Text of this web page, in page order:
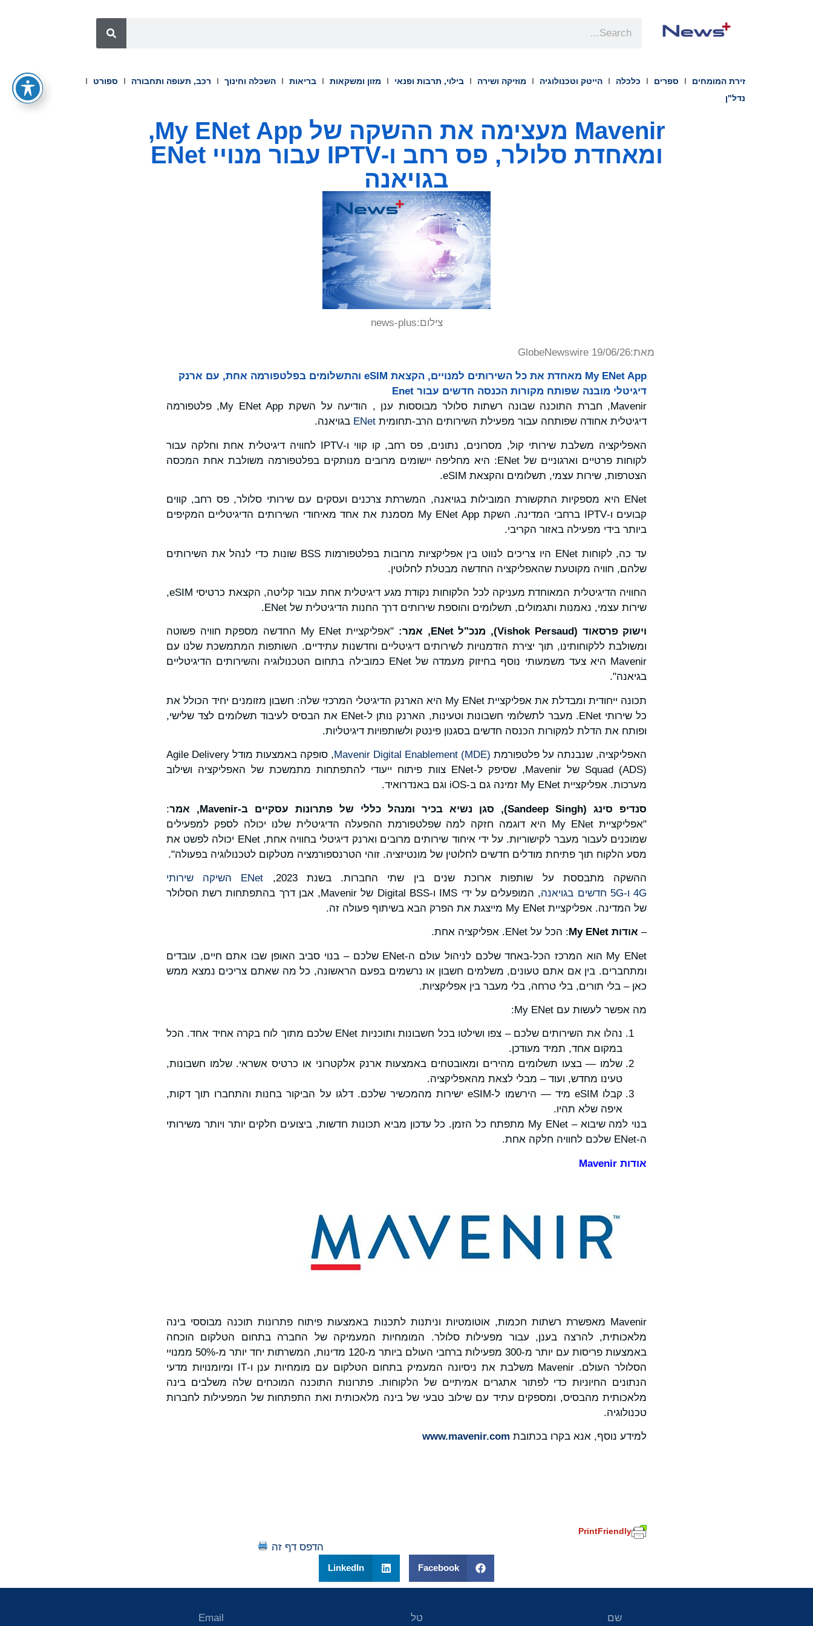
זירת המומחים ספרים כלכלה הייטק וטכנולוגיה מוזיקה ושירה בילוי, תרבות ופנאי מזון ומשקאות בריאות השכלה וחינוך רכב, תעופה ותחבורה
ספורט
נדל"ן
Mavenir מעצימה את ההשקה של My ENet App,
ומאחדת סלולר, פס רחב ו-IPTV עבור מנויי ENet
בגויאנה
צילום:news-plus
מאת:GlobeNewswire 19/06/26
My ENet App מאחדת את כל השירותים למנויים, הקצאת eSIM והתשלומים בפלטפורמה אחת, עם ארנק
דיגיטלי מובנה שפותח מקורות הכנסה חדשים עבור Enet
Mavenir, חברת התוכנה שבונה רשתות סלולר מבוססות ענן , הודיעה על השקת My ENet App, פלטפורמה
דיגיטלית אחודה שפותחה עבור מפעילת השירותים הרב-תחומית ENet בגויאנה.
האפליקציה משלבת שירותי קול, מסרונים, נתונים, פס רחב, קו קווי ו-IPTV לחוויה דיגיטלית אחת וחלקה עבור
לקוחות פרטיים וארגוניים של ENet: היא מחליפה יישומים מרובים מנותקים בפלטפורמה משולבת אחת המכסה
הצטרפות, שירות עצמי, תשלומים והקצאת eSIM.
ENet היא מספקיות התקשורת המובילות בגויאנה, המשרתת צרכנים ועסקים עם שירותי סלולר, פס רחב, קווים
קבועים ו-IPTV ברחבי המדינה. השקת My ENet App מסמנת את אחד מאיחודי השירותים הדיגיטליים המקיפים
ביותר בידי מפעילה באזור הקריבי.
עד כה, לקוחות ENet היו צריכים לנווט בין אפליקציות מרובות בפלטפורמות BSS שונות כדי לנהל את השירותים
שלהם, חוויה מקוטעת שהאפליקציה החדשה מבטלת לחלוטין.
החוויה הדיגיטלית המאוחדת מעניקה לכל הלקוחות נקודת מגע דיגיטלית אחת עבור קליטה, הקצאת כרטיסי eSIM,
שירות עצמי, נאמנות ותגמולים, תשלומים והוספת שירותים דרך החנות הדיגיטלית של ENet.
וישוק פרסאוד (Vishok Persaud
), מנכ"לENet , אמר:
"אפליקציית My ENet החדשה מספקת חוויה פשוטה
ומשולבת ללקוחותינו, תוך יצירת הזדמנויות לשירותים דיגיטליים וחדשנות עתידיים. השותפות המתמשכת שלנו עם
Mavenir היא צעד משמעותי נוסף בחיזוק מעמדה של ENet כמובילה בתחום הטכנולוגיה והשירותים הדיגיטליים
בגיאנה".
תכונה ייחודית ומבדלת את אפליקציית My ENet היא הארנק הדיגיטלי המרכזי שלה: חשבון מזומנים יחיד הכולל את
כל שירותי ENet. מעבר לתשלומי חשבונות וטעינות, הארנק נותן ל-ENet את הבסיס לעיבוד תשלומים לצד שלישי,
ופותח את הדלת למקורות הכנסה חדשים בסגנון פינטק ולשותפויות דיגיטליות.
האפליקציה, שנבנתה על פלטפורמת Mavenir Digital Enablement (MDE)
, סופקה באמצעות מודל Agile Delivery
Squad (ADS) של Mavenir, שסיפק ל-ENet צוות פיתוח ייעודי להתפתחות מתמשכת של האפליקציה ושילוב
מערכות. אפליקציית My ENet זמינה גם ב-iOS וגם באנדרואיד.
סנדיפ סינג (Sandeep Singh
), סגן נשיא בכיר ומנהל כללי של פתרונות עסקיים ב-Mavenir, אמר:
"אפליקציית My ENet היא דוגמה חזקה למה שפלטפורמת ההפעלה הדיגיטלית שלנו יכולה לספק למפעילים
שמוכנים לעבור מעבר לקישוריות. על ידי איחוד שירותים מרובים וארנק דיגיטלי בחוויה אחת, ENet יכולה לפשט את
מסע הלקוח תוך פתיחת מודלים חדשים לחלוטין של מונטיזציה. זוהי הטרנספורמציה מטלקום לטכנולוגיה בפעולה".
ההשקה מתבססת על שותפות ארוכת שנים בין שתי החברות. בשנת 2023, ENet השיקה שירותי
4G ו-5G חדשים בגויאנה
, המופעלים על ידי IMS ו-Digital BSS של Mavenir, אבן דרך בהתפתחות רשת הסלולר
של המדינה. אפליקציית My ENet מייצגת את הפרק הבא בשיתוף פעולה זה.
– אודות My ENet : הכל על ENet. אפליקציה אחת.
My ENet הוא המרכז הכל-באחד שלכם לניהול עולם ה-ENet שלכם – בנוי סביב האופן שבו אתם חיים, עובדים
ומתחברים. בין אם אתם טעונים, משלמים חשבון או נרשמים בפעם הראשונה, כל מה שאתם צריכים נמצא ממש
כאן – בלי תורים, בלי טרחה, בלי מעבר בין אפליקציות.
מה אפשר לעשות עם My ENet:
נהלו את השירותים שלכם – צפו ושילטו בכל חשבונות ותוכניות ENet שלכם מתוך לוח בקרה אחיד אחד. הכל
במקום אחד, תמיד מעודכן.
שלמו — בצעו תשלומים מהירים ומאובטחים באמצעות ארנק אלקטרוני או כרטיס אשראי. שלמו חשבונות,
טעינו מחדש, ועוד – מבלי לצאת מהאפליקציה.
קבלו eSIM מיד — הירשמו ל-eSIM ישירות מהמכשיר שלכם. דלגו על הביקור בחנות והתחברו תוך דקות,
איפה שלא תהיו.
בנוי למה שיבוא – My ENet מתפתח כל הזמן. כל עדכון מביא תכונות חדשות, ביצועים חלקים יותר ויותר משירותי
ה-ENet שלכם לחוויה חלקה אחת.
אודות Mavenir
Mavenir מאפשרת רשתות חכמות, אוטומטיות וניתנות לתכנות באמצעות פיתוח פתרונות תוכנה מבוססי בינה
מלאכותית, להרצה בענן, עבור מפעילות סלולר. המומחיות המעמיקה של החברה בתחום הטלקום הוכחה
באמצעות פריסות עם יותר מ-300 מפעילות ברחבי העולם ביותר מ-120 מדינות, המשרתות יחד יותר מ-50% ממנויי
הסלולר העולם. Mavenir משלבת את ניסיונה המעמיק בתחום הטלקום עם מומחיות ענן ו-IT ומיומנויות מדעי
הנתונים החיוניות כדי לפתור אתגרים אמיתיים של הלקוחות. פתרונות התוכנה המוכחים שלה משלבים בינה
מלאכותית מהבסיס, ומספקים עתיד עם שילוב טבעי של בינה מלאכותית ואת התפתחות של המפעילות לחברות
טכנולוגיה.
למידע נוסף, אנא בקרו בכתובת www.mavenir.com
PrintFriendly
הדפס דף זה
Facebook
LinkedIn